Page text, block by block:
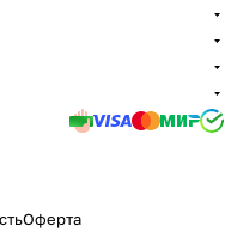
Оферта